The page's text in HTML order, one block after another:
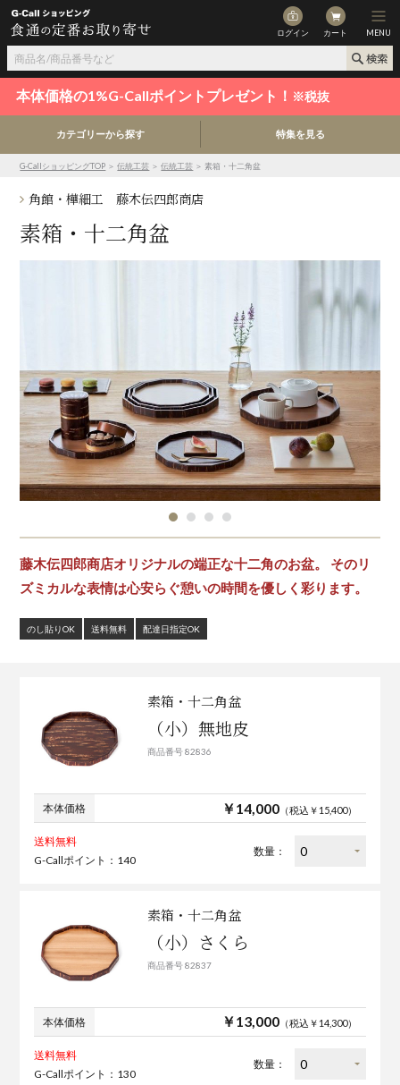
ログイン カート MENU
本体価格の1%G-Callポイントプレゼント！ ※税抜
カテゴリーから探す 特集を見る
G-CallショッピングTOP ＞伝統工芸 ＞伝統工芸 ＞ 素箱・十二角盆
角館・樺細工 藤木伝四郎商店
素箱・十二角盆
藤木伝四郎商店オリジナルの端正な十二角のお盆。 そのリ
ズミカルな表情は心安らぐ憩いの時間を優しく彩ります。
のし貼りOK 送料無料 配達日指定OK
素箱・十二角盆
（小）無地皮
商品番号 82836
本体価格 ￥14,000（税込￥15,400）
送料無料
G-Callポイント：140
数量：
素箱・十二角盆
（小）さくら
商品番号 82837
本体価格 ￥13,000（税込￥14,300）
送料無料
G-Callポイント：130
数量：